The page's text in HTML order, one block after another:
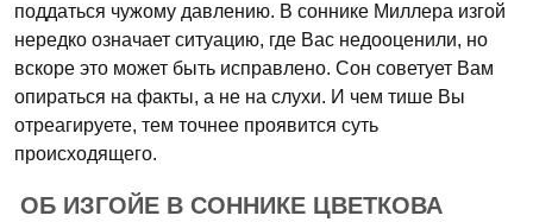
поддаться чужому давлению. В соннике Миллера изгой
нередко означает ситуацию, где Вас недооценили, но
вскоре это может быть исправлено. Сон советует Вам
опираться на факты, а не на слухи. И чем тише Вы
отреагируете, тем точнее проявится суть
происходящего.
ОБ ИЗГОЙЕ В СОННИКЕ ЦВЕТКОВА